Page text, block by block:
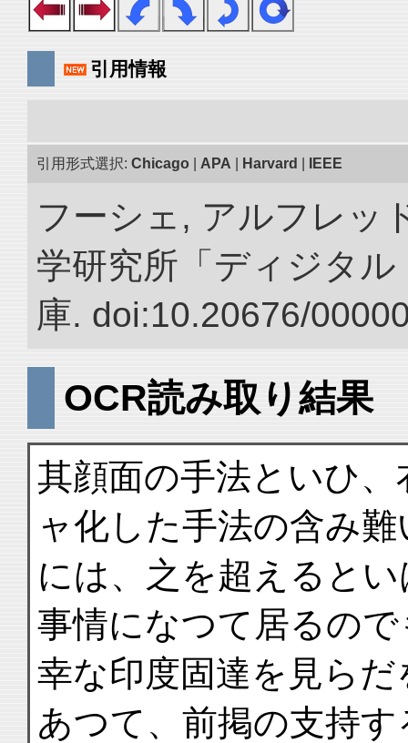
引用情報
引用形式選択: Chicago APA Harvard IEEE
フーシェ, アルフレッ
学研究所「ディジタ
庫. doi:10.20676/
OCR読み取り結果
其顔面の手法といひ
ャ化した手法の含み
には、之を超えると
事情になつて居るの
幸な印度固達を見ら
あつて、前掲の支持